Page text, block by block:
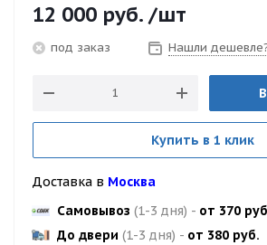
12 000 руб. /шт
под заказ Нашли
Купить в 1 клик
Доставка в Москва
Самовывоз (1-3 дня) - от 370
До двери (1-3 дня) - от 380 руб.